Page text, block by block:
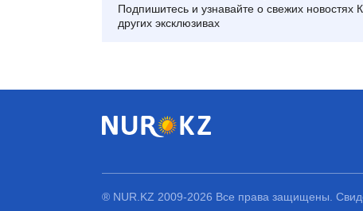
Подпишитесь и узнавайте о свежих новостях
других эксклюзивах
® NUR.KZ 2009-2026 Все права защищены.